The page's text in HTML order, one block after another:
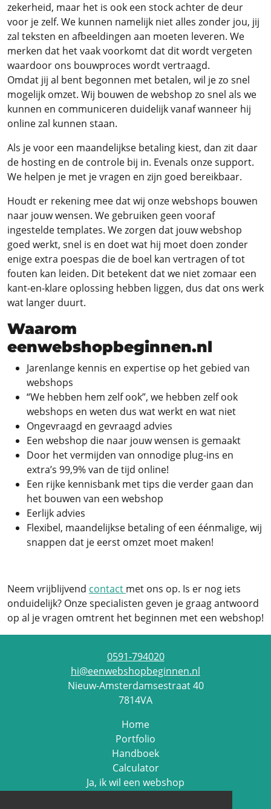
zekerheid, maar het is ook een stock achter de deur
voor je zelf. We kunnen namelijk niet alles zonder jou, jij
zal teksten en afbeeldingen aan moeten leveren. We
merken dat het vaak voorkomt dat dit wordt vergeten
waardoor ons bouwproces wordt vertraagd.
Omdat jij al bent begonnen met betalen, wil je zo snel
mogelijk omzet. Wij bouwen de webshop zo snel als we
kunnen en communiceren duidelijk vanaf wanneer hij
online zal kunnen staan.
Als je voor een maandelijkse betaling kiest, dan zit daar
de hosting en de controle bij in. Evenals onze support.
We helpen je met je vragen en zijn goed bereikbaar.
Houdt er rekening mee dat wij onze webshops bouwen
naar jouw wensen. We gebruiken geen vooraf
ingestelde templates. We zorgen dat jouw webshop
goed werkt, snel is en doet wat hij moet doen zonder
enige extra poespas die de boel kan vertragen of tot
fouten kan leiden. Dit betekent dat we niet zomaar een
kant-en-klare oplossing hebben liggen, dus dat ons werk
wat langer duurt.
Waarom
eenwebshopbeginnen.nl
Jarenlange kennis en expertise op het gebied van
webshops
“We hebben hem zelf ook”, we hebben zelf ook
webshops en weten dus wat werkt en wat niet
Ongevraagd en gevraagd advies
Een webshop die naar jouw wensen is gemaakt
Door het vermijden van onnodige plug-ins en
extra’s 99,9% van de tijd online!
Een rijke kennisbank met tips die verder gaan dan
het bouwen van een webshop
Eerlijk advies
Flexibel, maandelijkse betaling of een éénmalige, wij
snappen dat je eerst omzet moet maken!
Neem vrijblijvend contact met ons op. Is er nog iets
onduidelijk? Onze specialisten geven je graag antwoord
op al je vragen omtrent het beginnen met een webshop!
0591-794020
hi@eenwebshopbeginnen.nl
Nieuw-Amsterdamsestraat 40
7814VA
Home
Portfolio
Handboek
Calculator
Ja, ik wil een webshop